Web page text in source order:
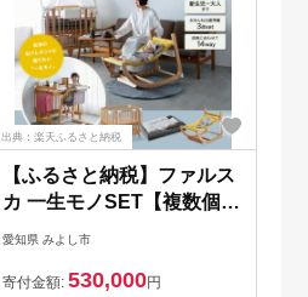
出典：楽天ふるさと納税
【ふるさと納税】ファルス
カ 一生モノSET【複数個口
で配送】【4079184】
愛知県 みよし市
寄付金額: 530,000円